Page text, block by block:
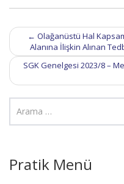
Post
navigation
← Olağanüstü Hal
Alanına İlişkin Alınan
SGK Genelgesi 2023/8 –
Pratik Menü